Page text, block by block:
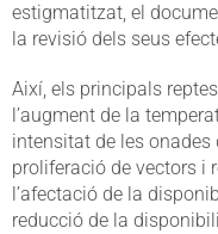
estigmatitzat, el
la revisió dels seus
Així, els principals
l’augment de la
intensitat de les onades
proliferació de vectors i
l’afectació de la
reducció de la